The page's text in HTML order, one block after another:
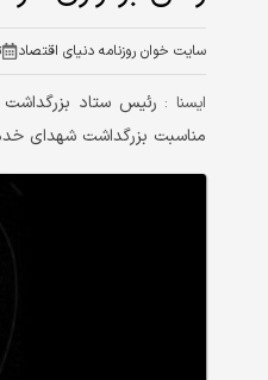
سایت خوان روزنامه دنیای اقتصاد
ايسنا :
مناسبت بزرگداشت شهدای